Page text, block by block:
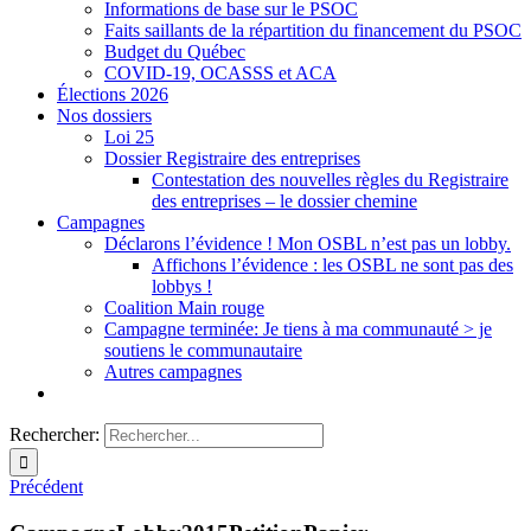
Informations de base sur le PSOC
Faits saillants de la répartition du financement du PSOC
Budget du Québec
COVID-19, OCASSS et ACA
Élections 2026
Nos dossiers
Loi 25
Dossier Registraire des entreprises
Contestation des nouvelles règles du Registraire
des entreprises – le dossier chemine
Campagnes
Déclarons l’évidence ! Mon OSBL n’est pas un lobby.
Affichons l’évidence : les OSBL ne sont pas des
lobbys !
Coalition Main rouge
Campagne terminée: Je tiens à ma communauté > je
soutiens le communautaire
Autres campagnes
Rechercher:
Précédent